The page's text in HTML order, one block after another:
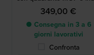
di diamanti
349,00 €
● Consegna in 3 a 6
giorni lavorativi
Confronta